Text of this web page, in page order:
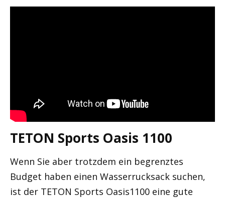
TETON Sports Oasis 1100
Wenn Sie aber trotzdem ein begrenztes
Budget haben einen Wasserrucksack suchen,
ist der TETON Sports Oasis1100 eine gute